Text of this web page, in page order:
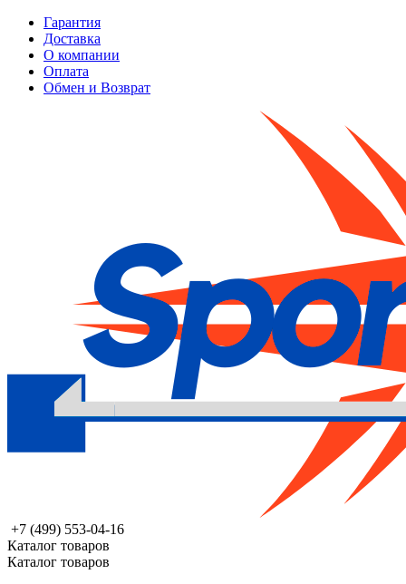
Гарантия
Доставка
О компании
Оплата
Обмен и Возврат
+7 (499) 553-04-16
Каталог товаров
Каталог товаров